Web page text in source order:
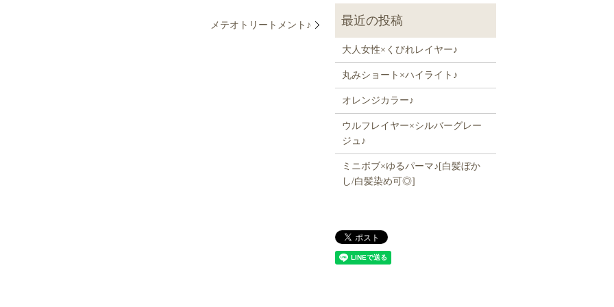
メテオトリートメント♪
大人女性×くびれレイヤー♪
丸みショート×ハイライト♪
オレンジカラー♪
ウルフレイヤー×シルバーグレー
ジュ♪
ミニボブ×ゆるパーマ♪[白髪ぼか
し/白髪染め可◎]